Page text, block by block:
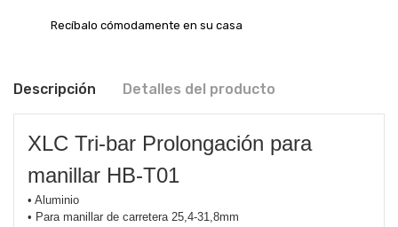
Recíbalo cómodamente en su casa
Descripción Detalles del producto
XLC Tri-bar Prolongación para
manillar HB-T01
• Aluminio
• Para manillar de carretera 25,4-31,8mm